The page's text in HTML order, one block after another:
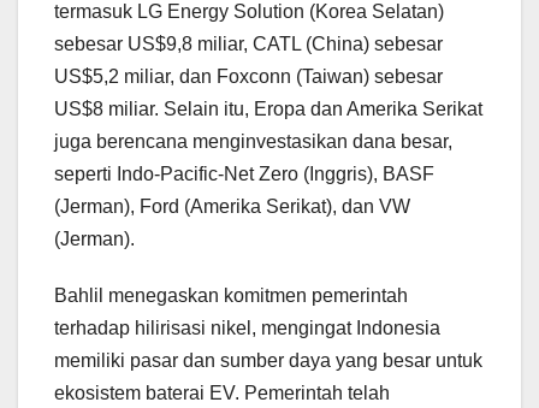
termasuk LG Energy Solution (Korea Selatan)
sebesar US$9,8 miliar, CATL (China) sebesar
US$5,2 miliar, dan Foxconn (Taiwan) sebesar
US$8 miliar. Selain itu, Eropa dan Amerika Serikat
juga berencana menginvestasikan dana besar,
seperti Indo-Pacific-Net Zero (Inggris), BASF
(Jerman), Ford (Amerika Serikat), dan VW
(Jerman).
Bahlil menegaskan komitmen pemerintah
terhadap hilirisasi nikel, mengingat Indonesia
memiliki pasar dan sumber daya yang besar untuk
ekosistem baterai EV. Pemerintah telah